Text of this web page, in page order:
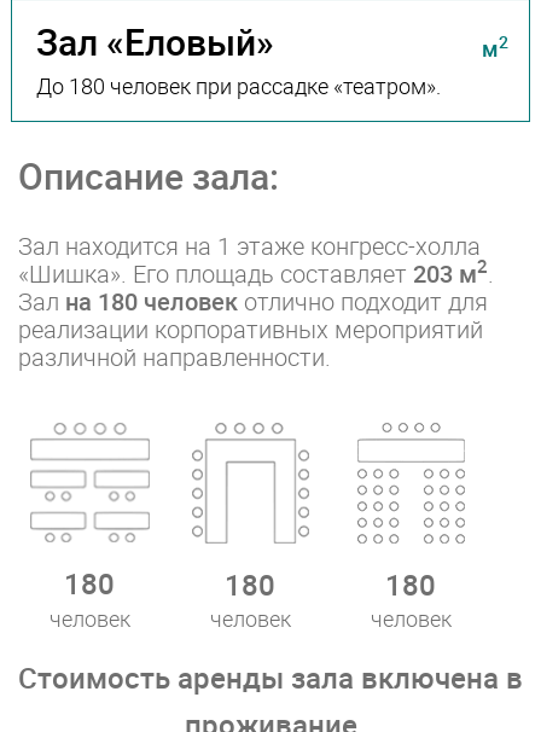
Зал «Еловый» м2
До 180 человек при рассадке «театром».
Описание зала:
Зал находится на 1 этаже конгресс-холла
«Шишка». Его площадь составляет 203 м2.
Зал на 180 человек отлично подходит для
реализации корпоративных мероприятий
различной направленности.
180
человек
180
человек
180
человек
Стоимость аренды зала включена в